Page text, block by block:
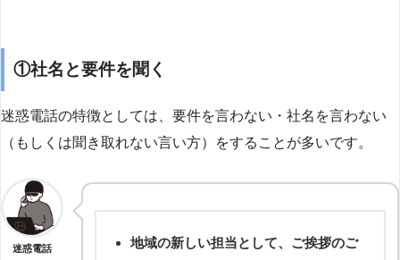
①社名と要件を聞く
迷惑電話の特徴としては、要件を言わない・社名を言わない
（もしくは聞き取れない言い方）をすることが多いです。
迷惑電話
地域の新しい担当として、ご挨拶のご